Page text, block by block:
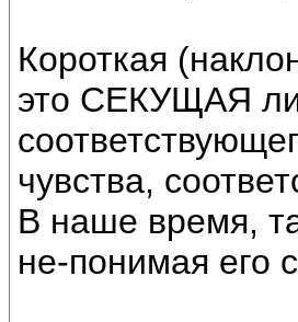
Короткая
это СЕКУЩАЯ
чувства,
В наше время,
не-понимая его